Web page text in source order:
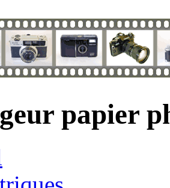
papier